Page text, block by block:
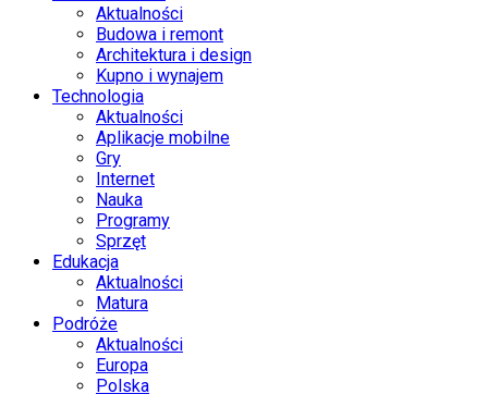
Aktualności
Budowa i remont
Architektura i design
Kupno i wynajem
Technologia
Aktualności
Aplikacje mobilne
Gry
Internet
Nauka
Programy
Sprzęt
Edukacja
Aktualności
Matura
Podróże
Aktualności
Europa
Polska